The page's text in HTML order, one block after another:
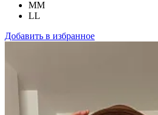
MM
LL
Добавить в избранное